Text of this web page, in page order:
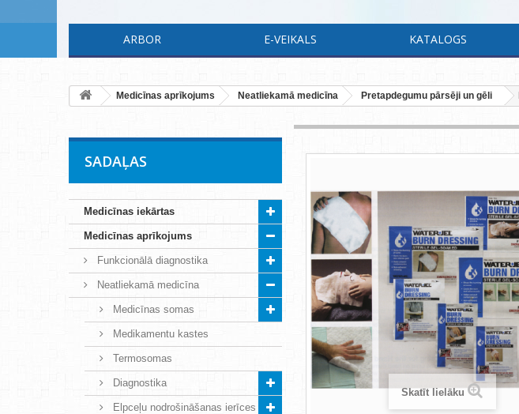
ARBOR E-VEIKALS KATALOGS
Medicīnas aprīkojums Neatliekamā medicīna Pretapdegumu pārsēji un gēli
SADAĻAS
Medicīnas iekārtas
Medicīnas aprīkojums
Funkcionālā diagnostika
Neatliekamā medicīna
Medicīnas somas
Medikamentu kastes
Termosomas
Diagnostika
Elpceļu nodrošināšanas ierīces
Skatīt lielāku